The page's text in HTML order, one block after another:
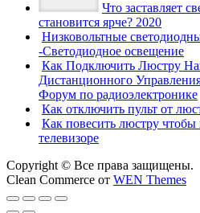
Что заставляет
становится ярче? 2020
Низковольтные
-Светодиодное освещение
Как Подключить Люстру
Дистанционного
Форум по радиоэлектронике
Как отключить пульт от
Как повесить люстру чтобы
телевизоре
Copyright © Все права защищены.
Clean Commerce от WEN Themes